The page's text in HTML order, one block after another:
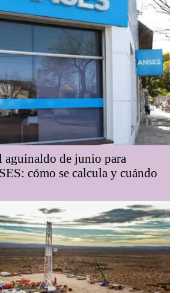
aguinaldo de junio para
cómo se calcula y cuándo